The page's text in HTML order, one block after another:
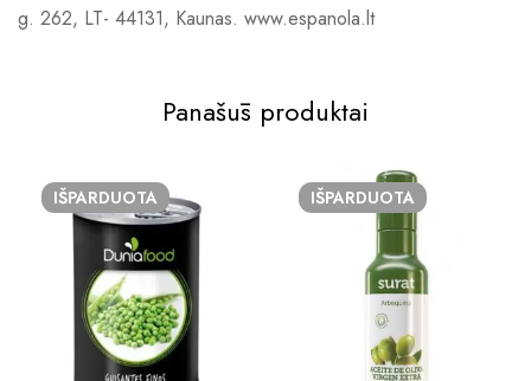
g. 262, LT- 44131, Kaunas. www.espanola.lt
Panašūs produktai
IŠPARDUOTA IŠPARDUOTA